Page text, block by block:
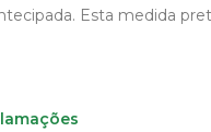
Esta medida